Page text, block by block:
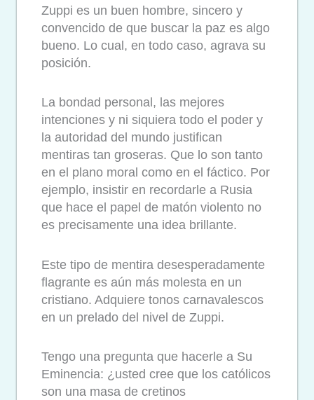
Zuppi es un buen hombre, sincero y
convencido de que buscar la paz es algo
bueno. Lo cual, en todo caso, agrava su
posición.
La bondad personal, las mejores
intenciones y ni siquiera todo el poder y
la autoridad del mundo justifican
mentiras tan groseras. Que lo son tanto
en el plano moral como en el fáctico. Por
ejemplo, insistir en recordarle a Rusia
que hace el papel de matón violento no
es precisamente una idea brillante.
Este tipo de mentira desesperadamente
flagrante es aún más molesta en un
cristiano. Adquiere tonos carnavalescos
en un prelado del nivel de Zuppi.
Tengo una pregunta que hacerle a Su
Eminencia: ¿usted cree que los católicos
son una masa de cretinos